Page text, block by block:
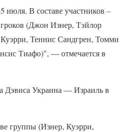
июля. В составе участников –
(Джон Изнер, Тэйлор
Теннис Сандгрен, Томми
Тиафо)", — отмечается в
Дэвиса Украина — Израиль в
группы (Изнер, Куэрри,